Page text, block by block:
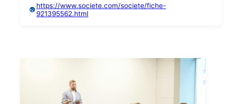
https://www.societe.com/societe/fiche-
921395562.html